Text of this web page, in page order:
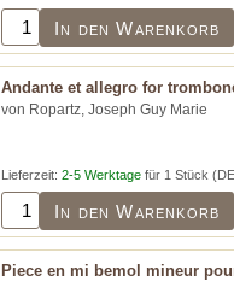
In den Warenkorb
Andante et allegro for
von Ropartz, Joseph Guy Marie
Lieferzeit: 2-5 Werktage für 1 Stück
In den Warenkorb
Piece en mi bemol mineur